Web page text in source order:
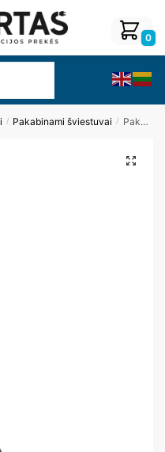
0
/ Pakabinami šviestuvai / Pakabinamas šviestuvas COMET P0434